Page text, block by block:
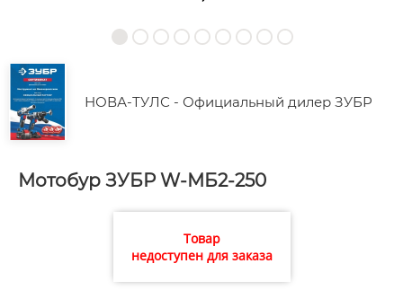
НОВА-ТУЛС - Официальный дилер ЗУБР
Мотобур ЗУБР W-МБ2-250
Товар
недоступен для заказа